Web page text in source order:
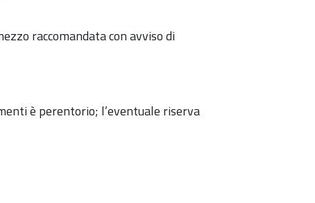
raccomandata con avviso di
è perentorio; l’eventuale riserva